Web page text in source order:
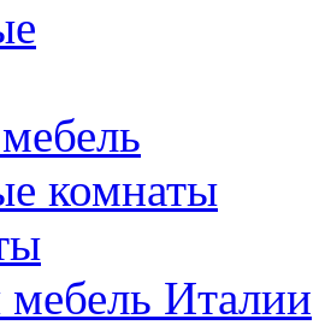
комнаты
мебель Италии